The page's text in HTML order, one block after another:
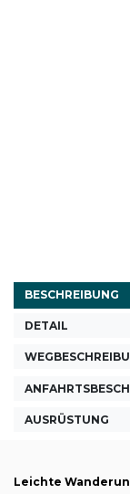
BESCHREIBUNG
DETAIL
AUSRÜSTUNG
Leichte